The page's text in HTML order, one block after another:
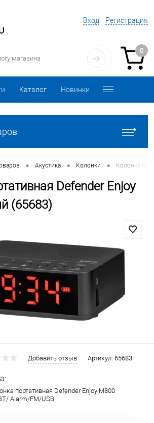
Вход Регистрация
0
Каталог Новинки
• Акустика • Колонки • Колонка
Defender Enjoy
(65683)
Добавить отзыв Артикул: 65683
портативная Defender Enjoy M800
Alarm/FM/USB